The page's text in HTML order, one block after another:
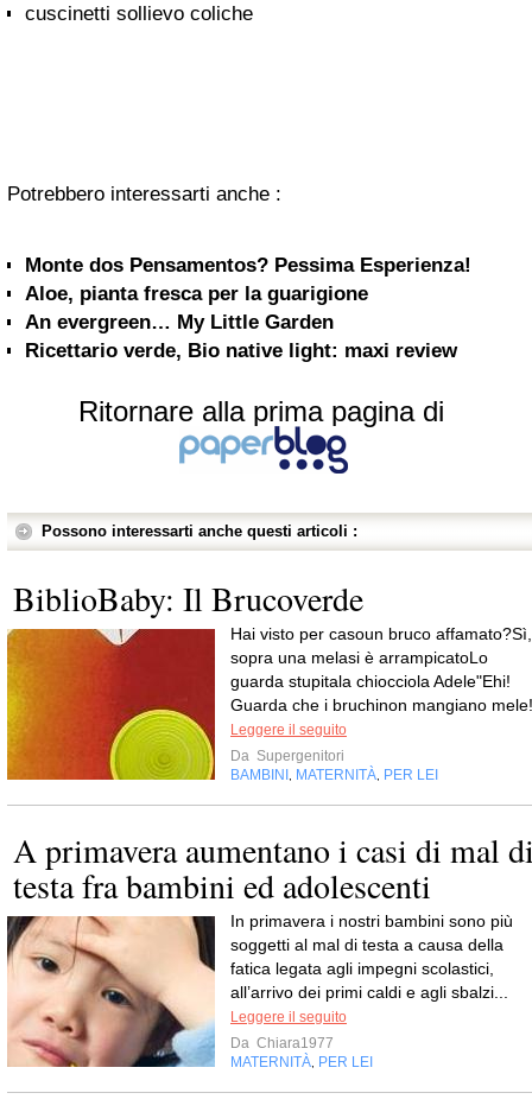
cuscinetti sollievo coliche
Potrebbero interessarti anche :
Monte dos Pensamentos? Pessima Esperienza!
Aloe, pianta fresca per la guarigione
An evergreen… My Little Garden
Ricettario verde, Bio native light: maxi review
Ritornare alla prima pagina di
Possono interessarti anche questi articoli :
BiblioBaby: Il Brucoverde
Hai visto per casoun bruco affamato?Sì,
sopra una melasi è arrampicatoLo
guarda stupitala chiocciola Adele"Ehi!
Guarda che i bruchinon mangiano mele!
Leggere il seguito
Da Supergenitori
BAMBINI
MATERNITÀ PER LEI
A primavera aumentano i casi di mal
testa fra bambini ed adolescenti
In primavera i nostri bambini sono più
soggetti al mal di testa a causa della
fatica legata agli impegni scolastici,
all’arrivo dei primi caldi e agli sbalzi...
Leggere il seguito
Da Chiara1977
MATERNITÀ PER LEI